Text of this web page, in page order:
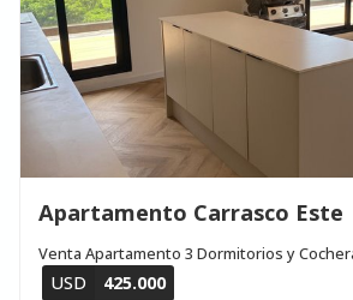
Apartamento Carrasco Este
Venta Apartamento 3 Dormitorios y
USD 425.000